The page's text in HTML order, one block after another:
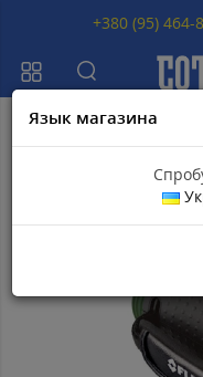
Язык магазина
+380 (95) 464-